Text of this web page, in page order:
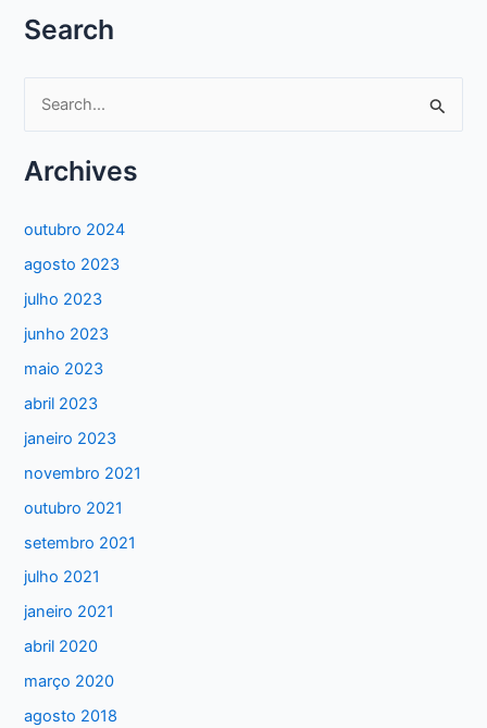
Search
q
a
r
p
o
r
:
Archives
outubro 2024
agosto 2023
julho 2023
junho 2023
maio 2023
abril 2023
janeiro 2023
novembro 2021
outubro 2021
setembro 2021
julho 2021
janeiro 2021
abril 2020
março 2020
agosto 2018